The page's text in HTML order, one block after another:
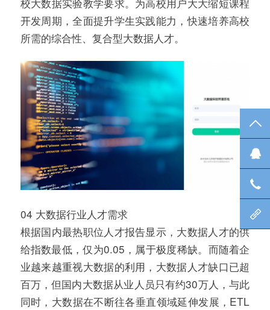
开发周期，全面提升学生实践能力，快速培养高校
所需的综合性、复合型大数据人才。
04 大数据行业人才需求
根据国内最热职位人才报告显示，大数据人才的供
给指数最低，仅为0.05，属于极度稀缺。而随着企
业越来越重视大数据的利用，大数据人才缺口已超
百万，但国内大数据从业人员只有约30万人，与此
同时，大数据在不断往各垂直领域延伸发展，ETL
在
咨
北